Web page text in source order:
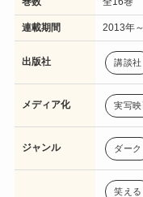
連載期間 2013年
出版社 講談社
メディア化 実写
ジャンル ダーク
笑える